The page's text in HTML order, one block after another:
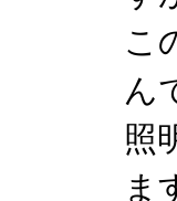
こ
ん
照
ま